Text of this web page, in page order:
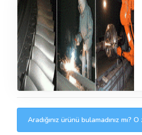
Aradığınız ürünü bulamadınız mı?